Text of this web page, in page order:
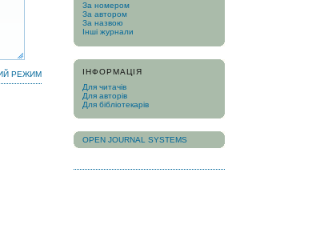
За номером
За автором
За назвою
Інші журнали
ІНФОРМАЦІЯ
Для читачів
Для авторів
Для бібліотекарів
OPEN JOURNAL SYSTEMS
РЕЖИМ